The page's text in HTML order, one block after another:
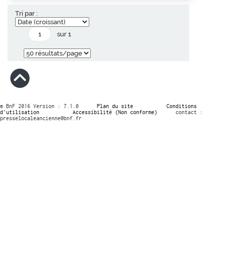
Tri par :
sur 1
© BnF 2016 Version : 7.1.0 Plan du site
Conditions
d’utilisation
Accessibilité (Non conforme)
contact :
presselocaleancienne@bnf.fr